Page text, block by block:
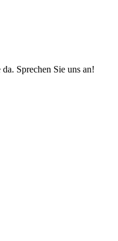
Sprechen Sie uns an!